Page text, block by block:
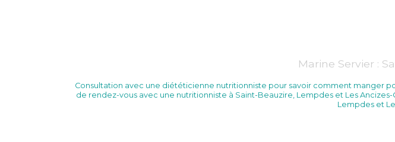
Marine Servier :
Consultation avec une diététicienne nutritionniste pour savoir comment manger
de rendez-vous avec une nutritionniste à Saint-Beauzire, Lempdes et Les Ancizes-
Lempdes et